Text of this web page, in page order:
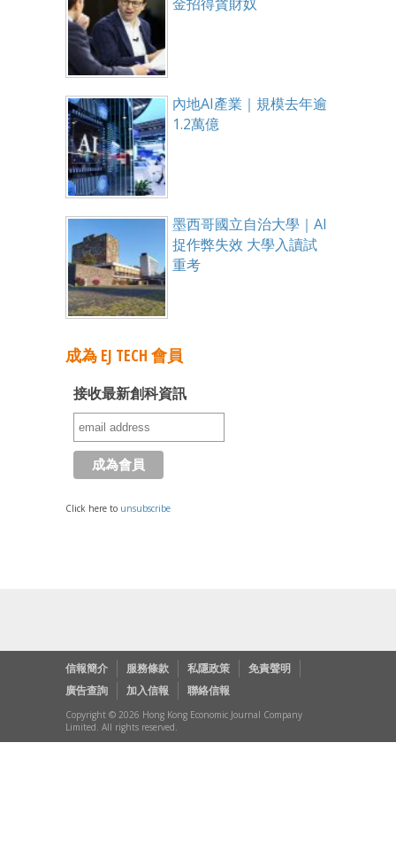
內地AI產業｜規模去年逾
1.2萬億
墨西哥國立自治大學｜AI
捉作弊失效 大學入讀試
重考
成為 EJ TECH 會員
接收最新創科資訊
Click here to unsubscribe
信報簡介 服務條款 私隱政策
免責聲明
廣告查詢
加入信報 聯絡信報
Copyright © 2026 Hong Kong Economic Journal Company
Limited. All rights reserved.